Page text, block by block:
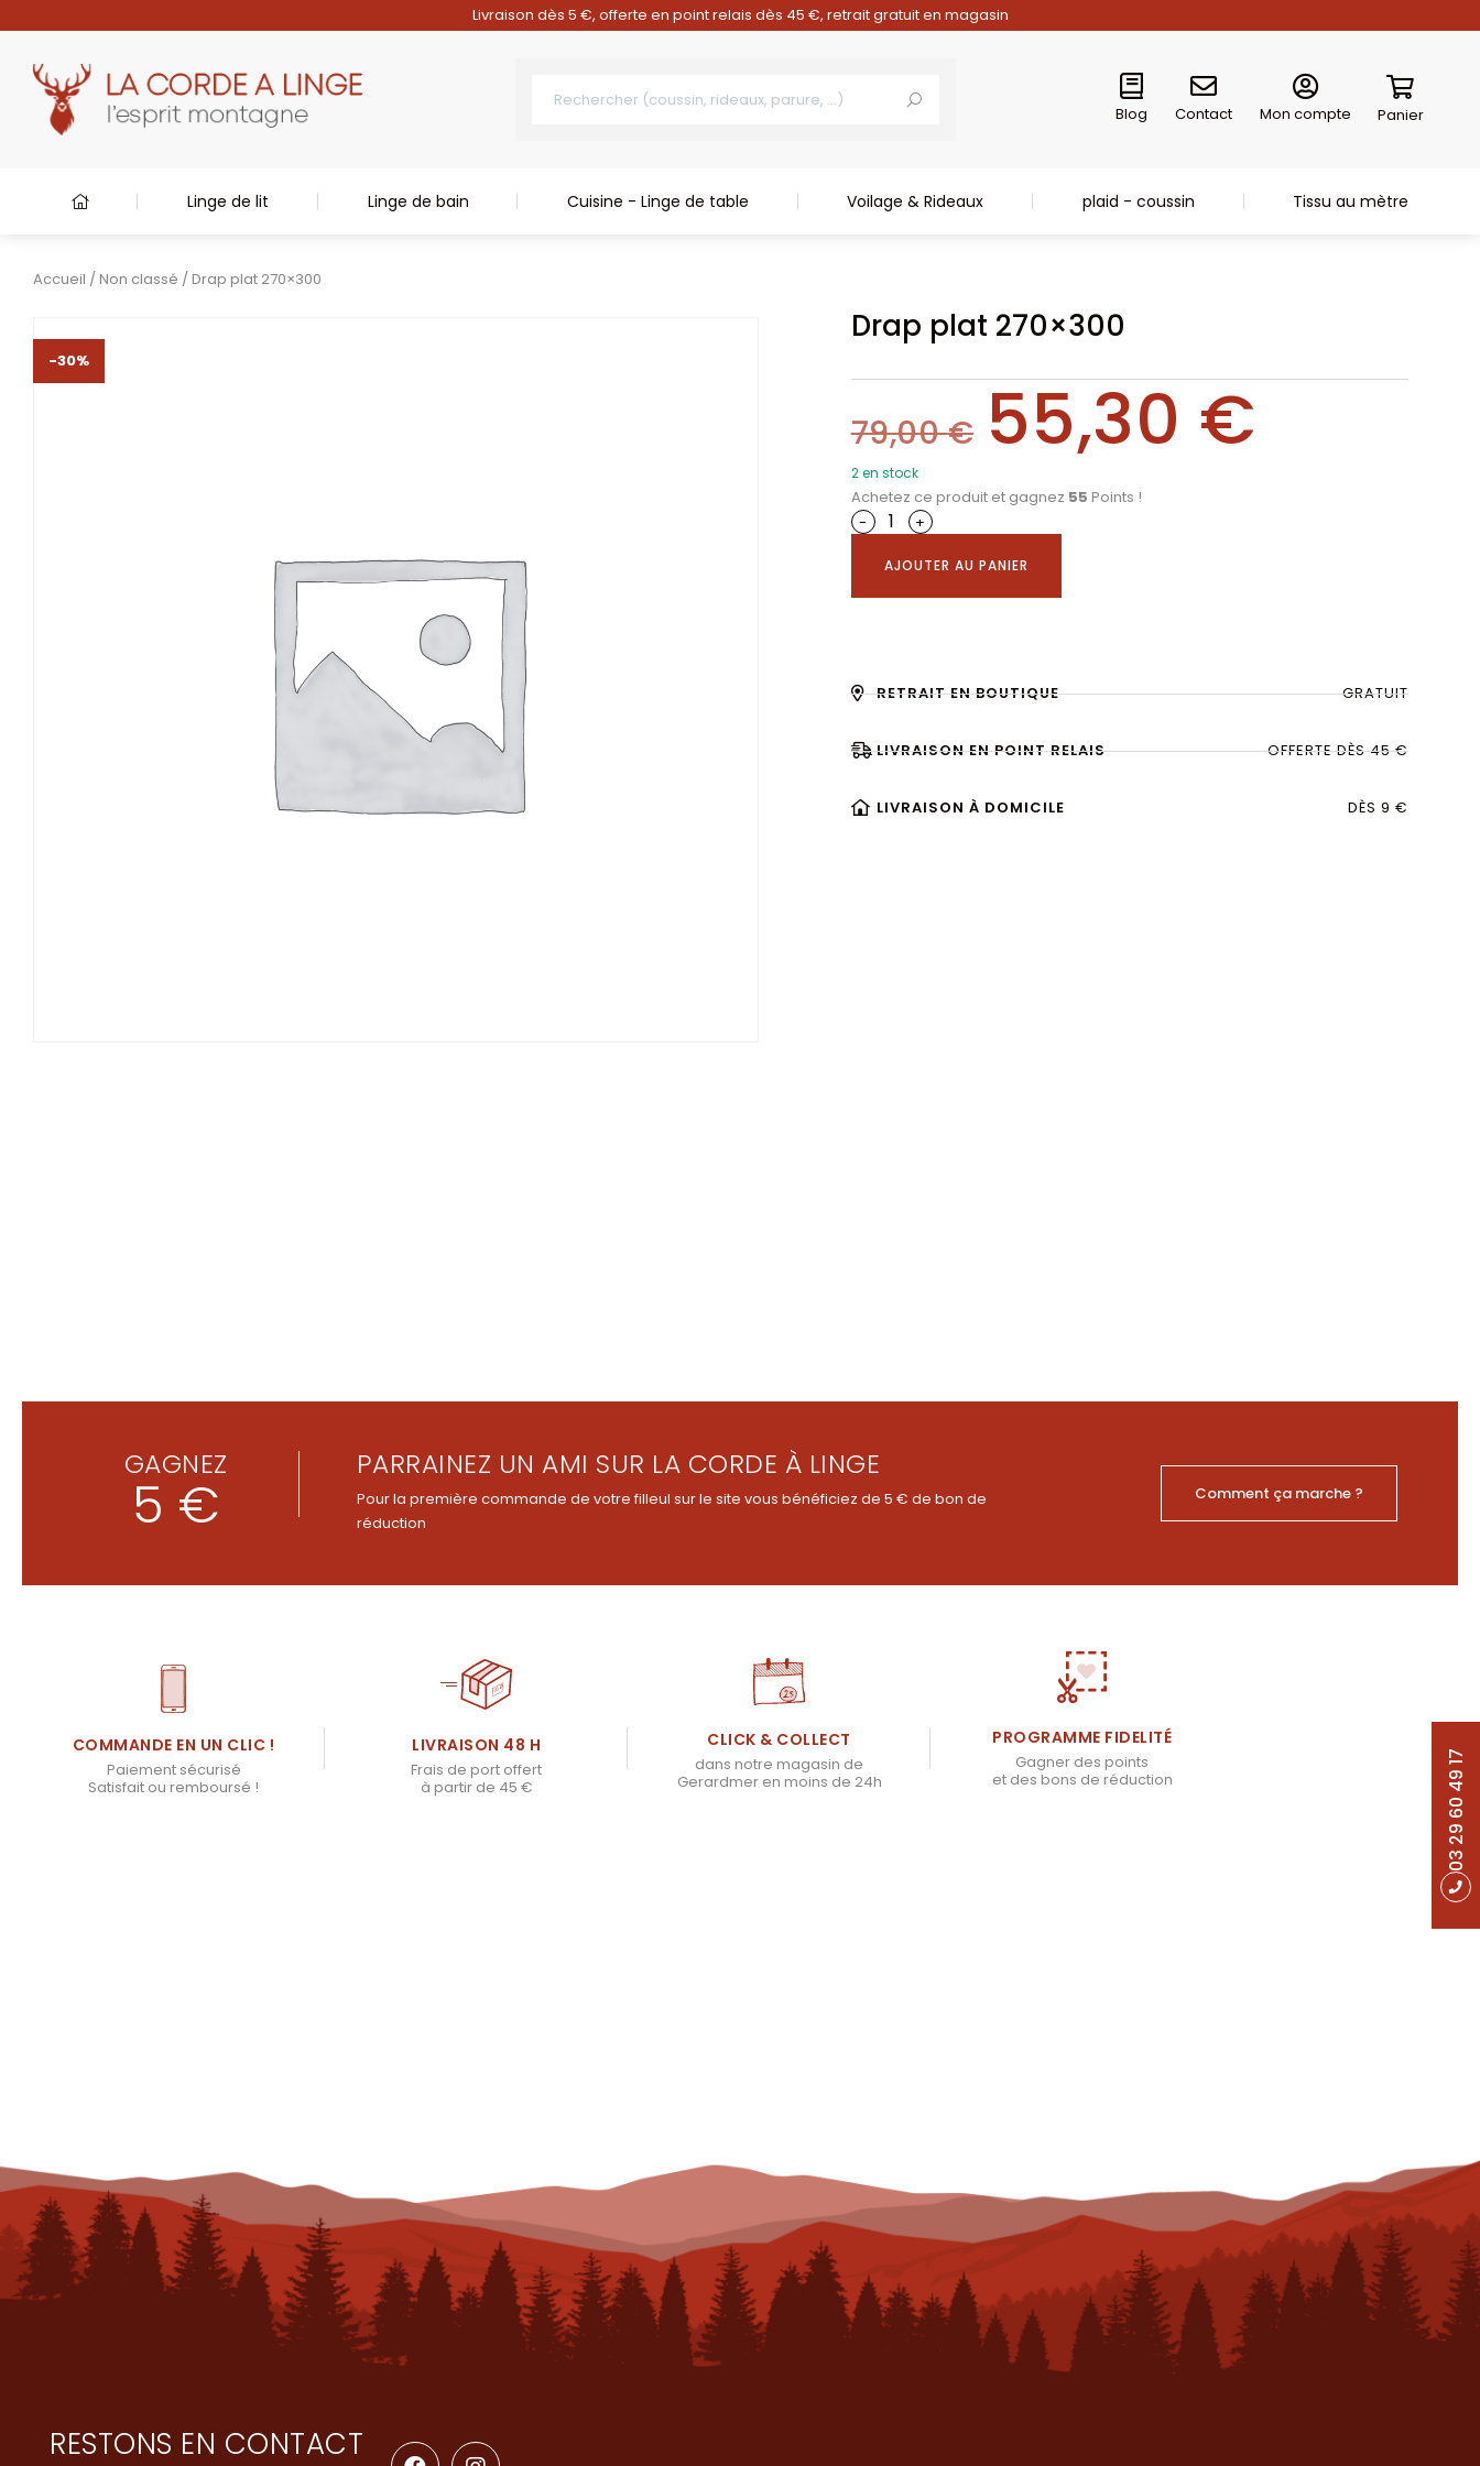
Livraison dès 5 €, offerte en point relais dès 45 €, retrait gratuit en magasin
Blog Contact Mon compte Panier
Linge de lit Linge de bain Cuisine - Linge de table Voilage & Rideaux plaid - coussin Tissu au mètre
03 29 60 49 17
Accueil / Non classé / Drap plat 270×300
-30%
-30%
Drap plat 270×300
79,00€ 55,30 €
2 en stock
Achetez ce produit et gagnez 55 Points !
-
+
AJOUTER AU PANIER
RETRAIT EN BOUTIQUE GRATUIT
LIVRAISON EN POINT RELAIS OFFERTE DÈS 45 €
LIVRAISON À DOMICILE DÈS 9 €
GAGNEZ
5 €
PARRAINEZ UN AMI SUR LA CORDE À LINGE
Pour la première commande de votre filleul sur le site vous bénéficiez de 5 € de bon de
réduction
Comment ça marche ?
COMMANDE EN UN CLIC !
Paiement sécurisé
Satisfait ou remboursé !
LIVRAISON 48 H
Frais de port offert
à partir de 45 €
CLICK & COLLECT
dans notre magasin de
Gerardmer en moins de 24h
PROGRAMME FIDELITÉ
Gagner des points
et des bons de réduction
RESTONS EN CONTACT